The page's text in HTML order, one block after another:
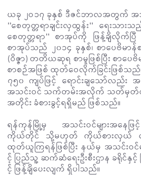
ယခု ၂ဝ၁၇ ခုနှစ် ဒီဇင်ဘာလအတွက် အသ
''စေတုတ္တရာချင်းလှထွန်း'' ရေးသားသည့်
စေတုတ္တရာ'' စာအုပ်ကို ဖြန့်ချိလိုက်ပ
စာအုပ်သည် ၂၀၁၄ ခုနှစ်၊ စာပေဗိမာ
(ဝိဇ္ဇာ) တတိယဆုရ စာမူဖြစ်ပြီး စာ
စာစဉ်အဖြစ် ထုတ်ဝေလိုက်ခြင်းဖြစ်သ
၇၅၀ ကျပ်ဖြင့် ရောင်းချသော်လည်း
အသင်းဝင် သက်တမ်းအလိုက် သတ်မှတ်ထ
အတိုင်း ခံစားခွင့်ရရှိမည် ဖြစ်သည်။
ရန်ကုန်မြို့မှ အသင်းဝင်များအနေဖ
ကိုယ်တိုင် သို့မဟုတ် ကိုယ်စားလှယ် လွှဲ
ထုတ်ယူကြရန်ဖြစ်ပြီး နယ်မှ အသင်းဝင်မျ
င့် ပြည်သူ့ ဆက်ဆံရေးဦးစီးဌာန ခရိုင်နှင့်
င့် ဖြန့်ချိပေးလျက် ရှိပါသည်။